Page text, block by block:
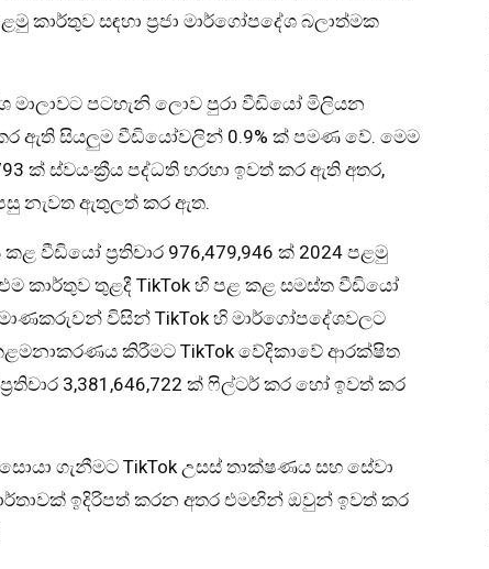
කාර්තුව සඳහා ප්‍රජා මාර්ගෝපදේශ බලාත්මක
මාලාවට පටහැනි ලොව පුරා වීඩියෝ මිලියන
කර ඇති සියලුම වීඩියෝවලින් 0.9% ක් පමණ වේ. මෙම
ස්වයංක්‍රීය පද්ධති හරහා ඉවත් කර ඇති අතර,
නැවත ඇතුලත් කර ඇත.
වීඩියෝ ප්‍රතිචාර 976,479,946 ක් 2024 පළමු
කාර්තුව තුළදී TikTok හි පළ කළ සමස්ත වීඩියෝ
විසින් TikTok හි මාර්ගෝපදේශවලට
කිරීමට TikTok වේදිකාවේ ආරක්ෂිත
3,381,646,722 ක් ෆිල්ටර් කර හෝ ඉවත් කර
ගැනීමට TikTok උසස් තාක්ෂණය සහ සේවා
ඉදිරිපත් කරන අතර එමඟින් ඔවුන් ඉවත් කර